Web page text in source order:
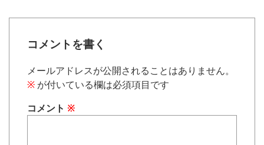
コメントを書く
メールアドレスが公開されることはありません。
※ が付いている欄は必須項目です
コメント ※